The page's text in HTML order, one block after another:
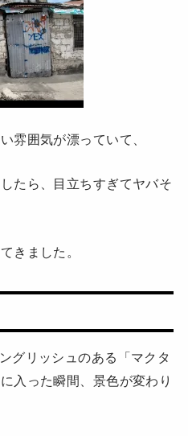
雰囲気が漂っていて、
たら、目立ちすぎてヤバそ
きました。
グリッシュのある「マクタ
入った瞬間、景色が変わり